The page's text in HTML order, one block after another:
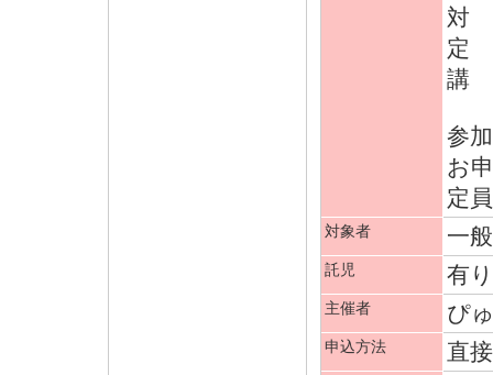
対
定
講
参
お
定
対象者 一
託児 有
主催者 ぴ
申込方法 直